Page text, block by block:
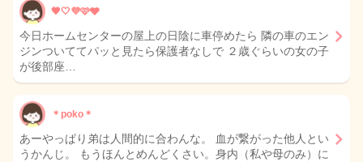
🖤🤍💜🩷🩶
今日ホームセンターの屋上の日陰に車停めたら 隣の車のエン
ジンついててパッと見たら保護者なしで ２歳ぐらいの女の子
が後部座…
＊poko＊
あーやっぱり弟は人間的に合わんな。 血が繋がった他人とい
うかんじ。 もうほんとめんどくさい。身内（私や母のみ）に